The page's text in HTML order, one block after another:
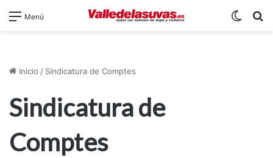
Menú
Inicio / Sindicatura de Comptes
Sindicatura de
Comptes